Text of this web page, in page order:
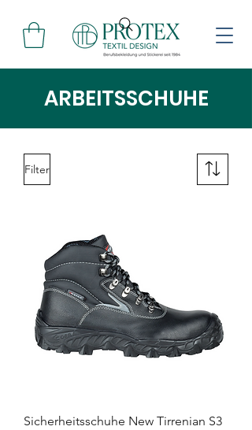
ARBEITSSCHUHE
Filter
Sicherheitsschuhe New Tirrenian S3